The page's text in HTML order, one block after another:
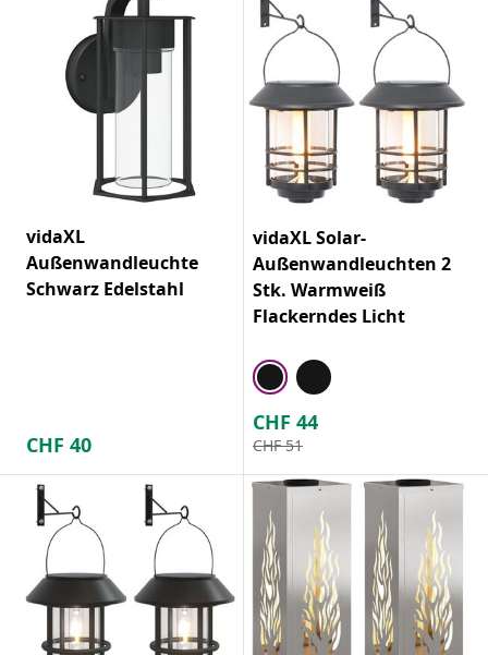
vidaXL
Außenwandleuchte
Schwarz Edelstahl
CHF 40
vidaXL Solar-
Außenwandleuchten 2
Stk. Warmweiß
Flackerndes Licht
CHF 44
CHF 51